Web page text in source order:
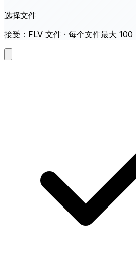
选择文件
接受：FLV 文件 · 每个文件最大 100